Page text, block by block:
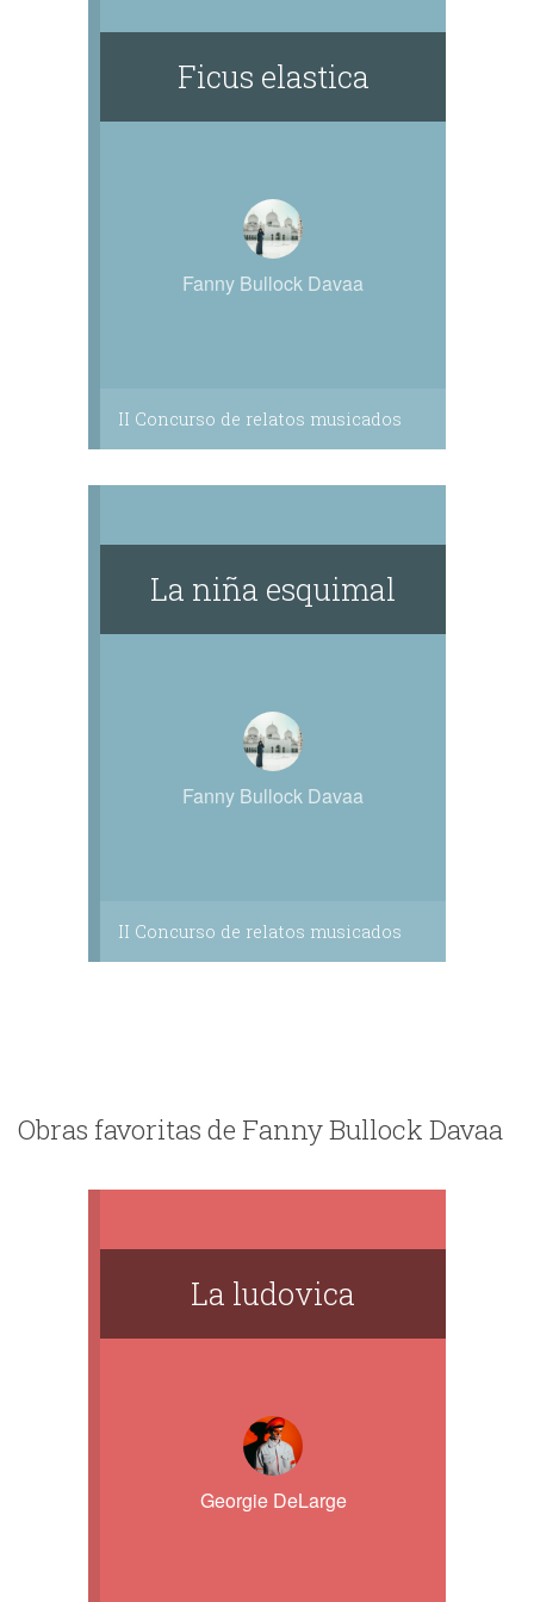
Ficus elastica
Fanny Bullock Davaa
II Concurso de relatos musicados
La niña esquimal
Fanny Bullock Davaa
II Concurso de relatos musicados
Obras favoritas de Fanny Bullock Davaa
La ludovica
Georgie DeLarge